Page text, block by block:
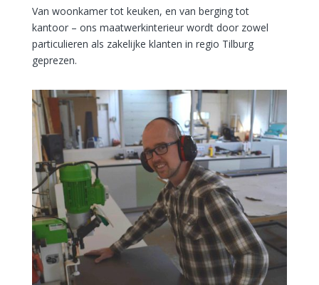
Van woonkamer tot keuken, en van berging tot
kantoor – ons maatwerkinterieur wordt door zowel
particulieren als zakelijke klanten in regio Tilburg
geprezen.